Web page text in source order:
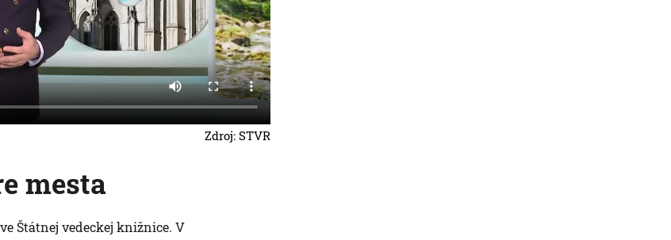
Zdroj: STVR
mesta
Štátnej vedeckej knižnice. V